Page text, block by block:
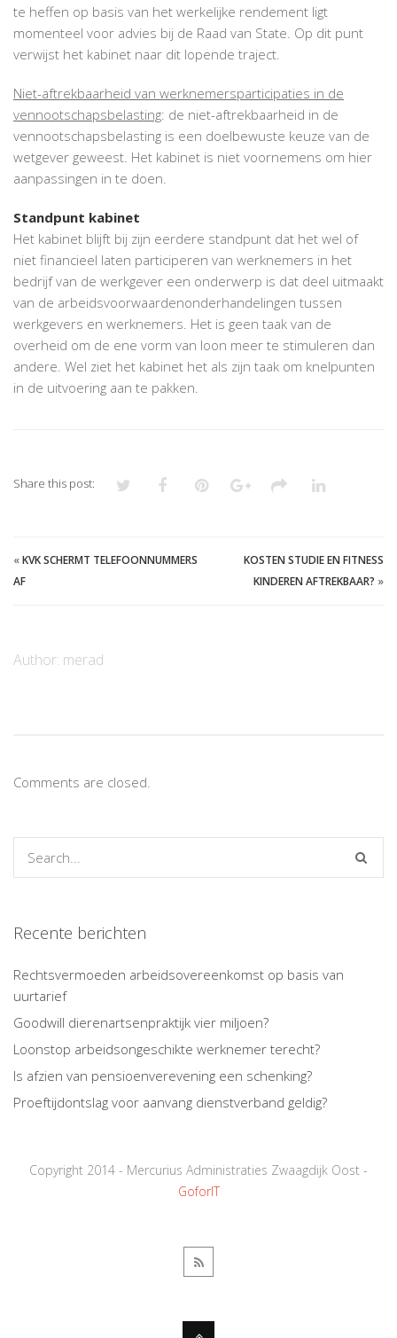
te heffen op basis van het werkelijke rendement ligt
momenteel voor advies bij de Raad van State. Op dit punt
verwijst het kabinet naar dit lopende traject.
Niet-aftrekbaarheid van werknemersparticipaties in de
vennootschapsbelasting: de niet-aftrekbaarheid in de
vennootschapsbelasting is een doelbewuste keuze van de
wetgever geweest. Het kabinet is niet voornemens om hier
aanpassingen in te doen.
Standpunt kabinet
Het kabinet blijft bij zijn eerdere standpunt dat het wel of
niet financieel laten participeren van werknemers in het
bedrijf van de werkgever een onderwerp is dat deel uitmaakt
van de arbeidsvoorwaardenonderhandelingen tussen
werkgevers en werknemers. Het is geen taak van de
overheid om de ene vorm van loon meer te stimuleren dan
andere. Wel ziet het kabinet het als zijn taak om knelpunten
in de uitvoering aan te pakken.
Share this post:
«KVK SCHERMT TELEFOONNUMMERS
AF
KOSTEN STUDIE EN FITNESS
KINDEREN AFTREKBAAR? »
Author: merad
Comments are closed.
Recente berichten
Rechtsvermoeden arbeidsovereenkomst op basis van
uurtarief
Goodwill dierenartsenpraktijk vier miljoen?
Loonstop arbeidsongeschikte werknemer terecht?
Is afzien van pensioenverevening een schenking?
Proeftijdontslag voor aanvang dienstverband geldig?
Copyright 2014 - Mercurius Administraties Zwaagdijk Oost -
GoforIT